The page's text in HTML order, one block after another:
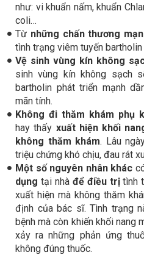
như: vi khuẩn nấm, khuẩn
coli…
Từ những chấn thương
tình trạng viêm tuyến bartholin
Vệ sinh vùng kín không
sinh vùng kín không sạch
bartholin phát triển mạnh
mãn tính.
Không đi thăm khám phụ
hay thấy xuất hiện khối
không thăm khám. Lâu
triệu chứng khó chịu, đau rát
Một số nguyên nhân khác
dụng tại nhà để điều trịtình
xuất hiện mà không thăm
định của bác sĩ. Tình trạng
bệnh mà còn khiến khối nang
xảy ra những phản ứng
không đúng thuốc.